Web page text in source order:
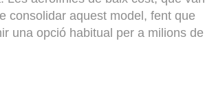
consolidar aquest model, fent que
una opció habitual per a milions de